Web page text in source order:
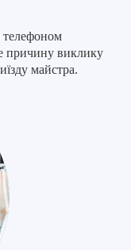
телефоном
причину виклику
майстра.